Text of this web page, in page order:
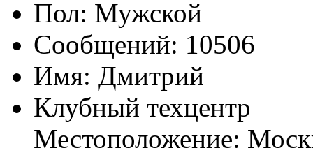
Пол:
Сообщений: 10506
Имя: Дмитрий
Клубный техцентр
Местоположение: